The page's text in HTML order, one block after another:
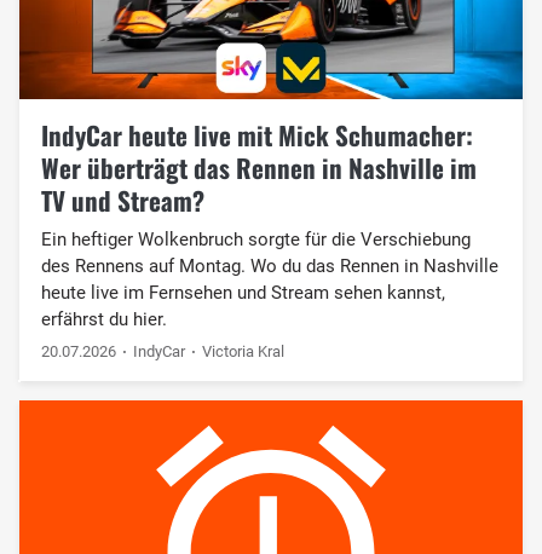
IndyCar heute live mit Mick Schumacher:
Wer überträgt das Rennen in Nashville im
TV und Stream?
Ein heftiger Wolkenbruch sorgte für die Verschiebung
des Rennens auf Montag. Wo du das Rennen in Nashville
heute live im Fernsehen und Stream sehen kannst,
erfährst du hier.
20.07.2026 IndyCar Victoria Kral